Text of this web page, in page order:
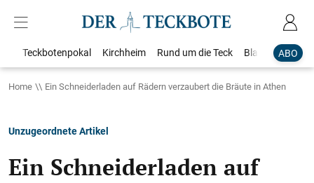
ABO
Teckbotenpokal Kirchheim Rund um die Teck Blaulicht
Home Ein Schneiderladen auf Rädern verzaubert die Bräute in Athen
Unzugeordnete Artikel
Ein Schneiderladen auf